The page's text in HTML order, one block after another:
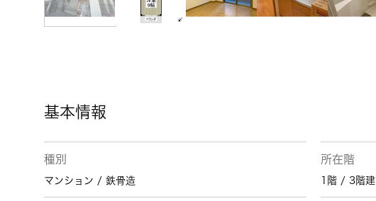
基本情報
種別
マンション / 鉄骨造
所在階
1階 / 3階建